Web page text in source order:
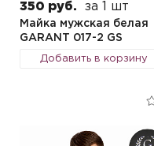
350 руб. за 1 шт
Майка мужская белая
GARANT 017-2 GS
Добавить в корзину